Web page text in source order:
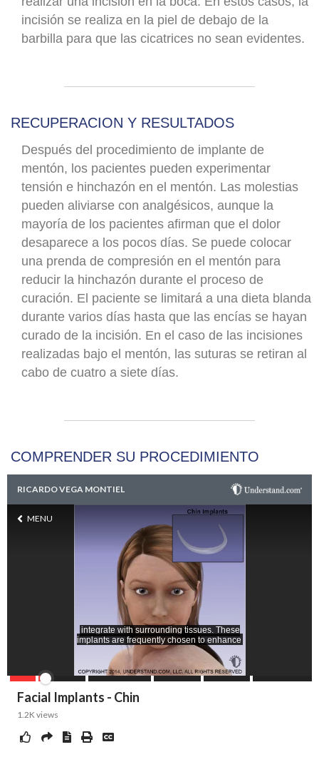
incisión se realiza en la piel de debajo de la
barbilla para que las cicatrices no sean evidentes.
RECUPERACION Y RESULTADOS
Después del procedimiento de implante de
mentón, los pacientes pueden experimentar
tensión e hinchazón en el mentón. Las molestias
pueden aliviarse con analgésicos, aunque la
mayoría de los pacientes afirman que el dolor
desaparece a los pocos días. Se puede colocar
una prenda de compresión en el mentón para
reducir la hinchazón durante el proceso de
curación. El paciente se limitará a una dieta blanda
durante varios días hasta que las encías se hayan
curado de la incisión. En el caso de las incisiones
realizadas bajo el mentón, las suturas se retiran al
cabo de cuatro a siete días.
COMPRENDER SU PROCEDIMIENTO